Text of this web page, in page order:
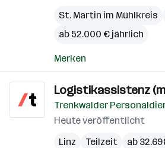
St. Martin im Mühlkreis
ab 52.000 € jährlich
Merken
Logistikassistenz
Trenkwalder
Heute veröffentlicht
Linz
Teilzeit ab